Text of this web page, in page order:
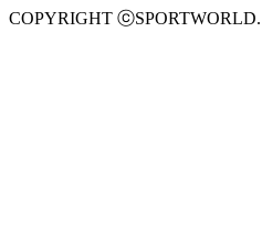
COPYRIGHT